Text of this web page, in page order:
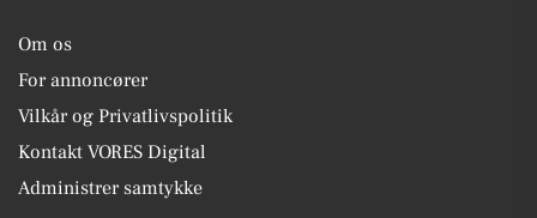
Om os
For annoncører
Vilkår og Privatlivspolitik
Kontakt VORES Digital
Administrer samtykke